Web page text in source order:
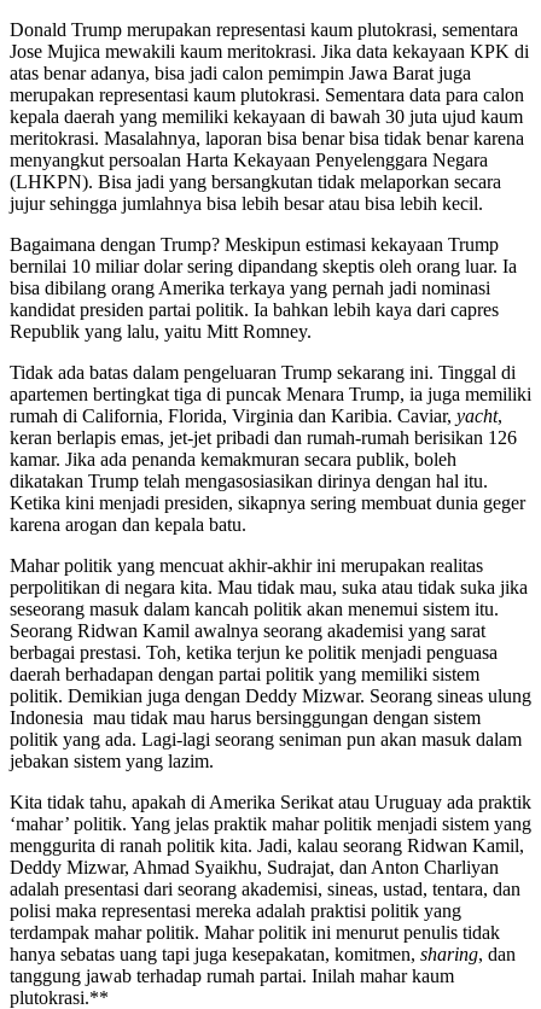
Donald Trump merupakan representasi kaum plutokrasi, sementara
Jose Mujica mewakili kaum meritokrasi. Jika data kekayaan KPK di
atas benar adanya, bisa jadi calon pemimpin Jawa Barat juga
merupakan representasi kaum plutokrasi. Sementara data para calon
kepala daerah yang memiliki kekayaan di bawah 30 juta ujud kaum
meritokrasi. Masalahnya, laporan bisa benar bisa tidak benar karena
menyangkut persoalan Harta Kekayaan Penyelenggara Negara
(LHKPN). Bisa jadi yang bersangkutan tidak melaporkan secara
jujur sehingga jumlahnya bisa lebih besar atau bisa lebih kecil.
Bagaimana dengan Trump? Meskipun estimasi kekayaan Trump
bernilai 10 miliar dolar sering dipandang skeptis oleh orang luar. Ia
bisa dibilang orang Amerika terkaya yang pernah jadi nominasi
kandidat presiden partai politik. Ia bahkan lebih kaya dari capres
Republik yang lalu, yaitu Mitt Romney.
Tidak ada batas dalam pengeluaran Trump sekarang ini. Tinggal di
apartemen bertingkat tiga di puncak Menara Trump, ia juga memiliki
rumah di California, Florida, Virginia dan Karibia. Caviar, yacht,
keran berlapis emas, jet-jet pribadi dan rumah-rumah berisikan 126
kamar. Jika ada penanda kemakmuran secara publik, boleh
dikatakan Trump telah mengasosiasikan dirinya dengan hal itu.
Ketika kini menjadi presiden, sikapnya sering membuat dunia geger
karena arogan dan kepala batu.
Mahar politik yang mencuat akhir-akhir ini merupakan realitas
perpolitikan di negara kita. Mau tidak mau, suka atau tidak suka jika
seseorang masuk dalam kancah politik akan menemui sistem itu.
Seorang Ridwan Kamil awalnya seorang akademisi yang sarat
berbagai prestasi. Toh, ketika terjun ke politik menjadi penguasa
daerah berhadapan dengan partai politik yang memiliki sistem
politik. Demikian juga dengan Deddy Mizwar. Seorang sineas ulung
Indonesia mau tidak mau harus bersinggungan dengan sistem
politik yang ada. Lagi-lagi seorang seniman pun akan masuk dalam
jebakan sistem yang lazim.
Kita tidak tahu, apakah di Amerika Serikat atau Uruguay ada praktik
‘mahar’ politik. Yang jelas praktik mahar politik menjadi sistem yang
menggurita di ranah politik kita. Jadi, kalau seorang Ridwan Kamil,
Deddy Mizwar, Ahmad Syaikhu, Sudrajat, dan Anton Charliyan
adalah presentasi dari seorang akademisi, sineas, ustad, tentara, dan
polisi maka representasi mereka adalah praktisi politik yang
terdampak mahar politik. Mahar politik ini menurut penulis tidak
hanya sebatas uang tapi juga kesepakatan, komitmen, sharing, dan
tanggung jawab terhadap rumah partai. Inilah mahar kaum
plutokrasi.**